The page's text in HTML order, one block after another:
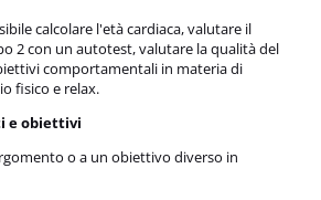
calcolare l'età cardiaca, valutare il
2 con un autotest, valutare la qualità del
comportamentali in materia di
fisico e relax.
e obiettivi
o a un obiettivo diverso in